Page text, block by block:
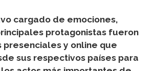
cargado de emociones,
protagonistas fueron
presenciales y online que
sus respectivos países para